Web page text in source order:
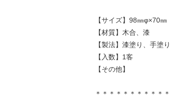
【サイズ】98㎜φ×70㎜
【材質】木合、漆
【製法】漆塗り、手塗り
【入数】1客
【その他】
＊＊＊＊＊＊＊＊＊＊